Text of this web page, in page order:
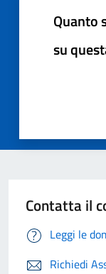
Quanto
su
Contatta il
Leggi le
Richiedi